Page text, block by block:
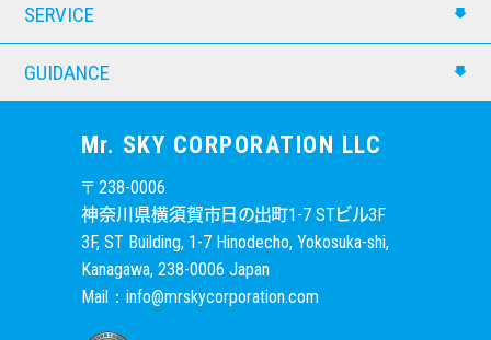
SERVICE
GUIDANCE
Mr. SKY CORPORATION LLC
〒238-0006
神奈川県横須賀市日の出町1-7 STビル3F
3F, ST Building, 1-7 Hinodecho, Yokosuka-shi,
Kanagawa, 238-0006 Japan
Mail：info@mrskycorporation.com